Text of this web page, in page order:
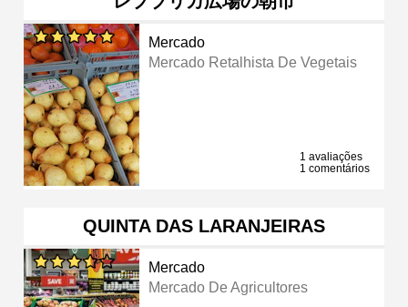
Mercado
Mercado Retalhista De Vegetais
1 avaliações
1 comentários
QUINTA DAS LARANJEIRAS
Mercado
Mercado De Agricultores